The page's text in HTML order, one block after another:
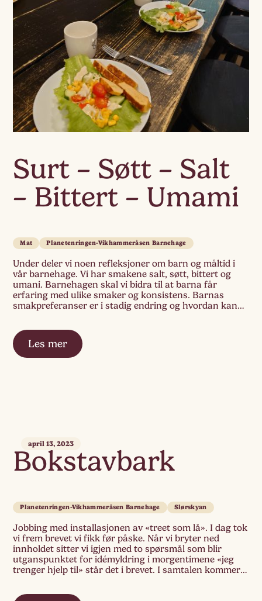
Surt – Søtt – Salt
– Bittert – Umami
Mat Planetenringen-Vikhammeråsen Barnehage
Under deler vi noen refleksjoner om barn og måltid i
vår barnehage. Vi har smakene salt, søtt, bittert og
umani. Barnehagen skal vi bidra til at barna får
erfaring med ulike smaker og konsistens. Barnas
smakpreferanser er i stadig endring og hvordan kan
Les mer
Bokstavbark
april 13, 2023
Planetenringen-Vikhammeråsen Barnehage Slørskyan
Jobbing med installasjonen av «treet som lå». I dag tok
vi frem brevet vi fikk før påske. Når vi bryter ned
innholdet sitter vi igjen med to spørsmål som blir
utganspunktet for idémyldring i morgentimene «jeg
trenger hjelp til» står det i brevet. I samtalen kommer